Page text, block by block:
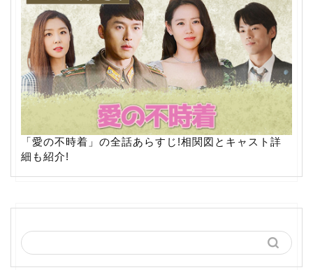
「愛の不時着」の全話あらすじ!相関図とキャスト詳
細も紹介!